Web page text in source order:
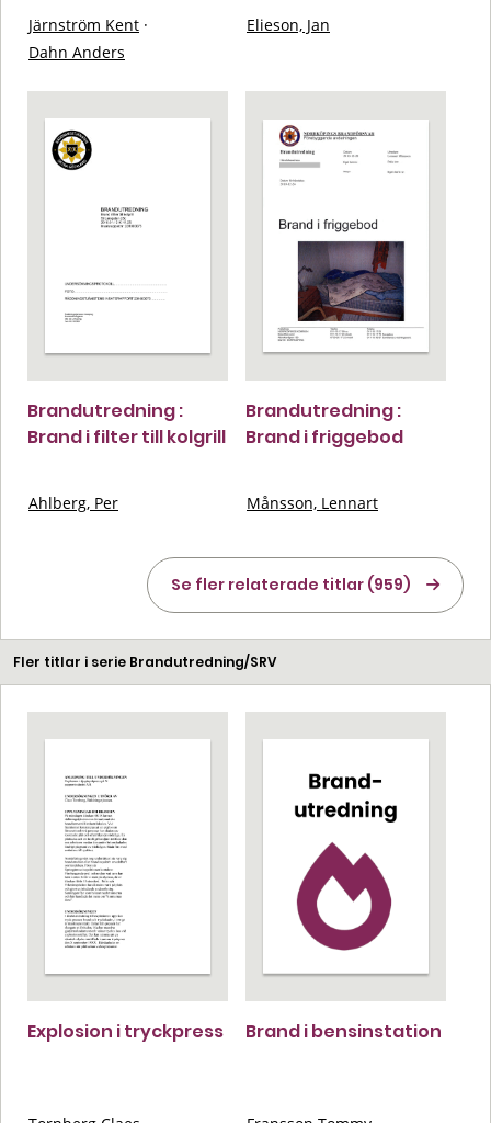
Järnström Kent ·
Dahn Anders
Elieson, Jan
Brandutredning :
Brand i filter till kolgrill
Ahlberg, Per
Brandutredning :
Brand i friggebod
Månsson, Lennart
Se fler relaterade titlar (959)
Fler titlar i serie Brandutredning/SRV
Explosion i tryckpress Brand i bensinstation